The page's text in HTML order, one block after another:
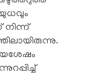
നിന്ന്